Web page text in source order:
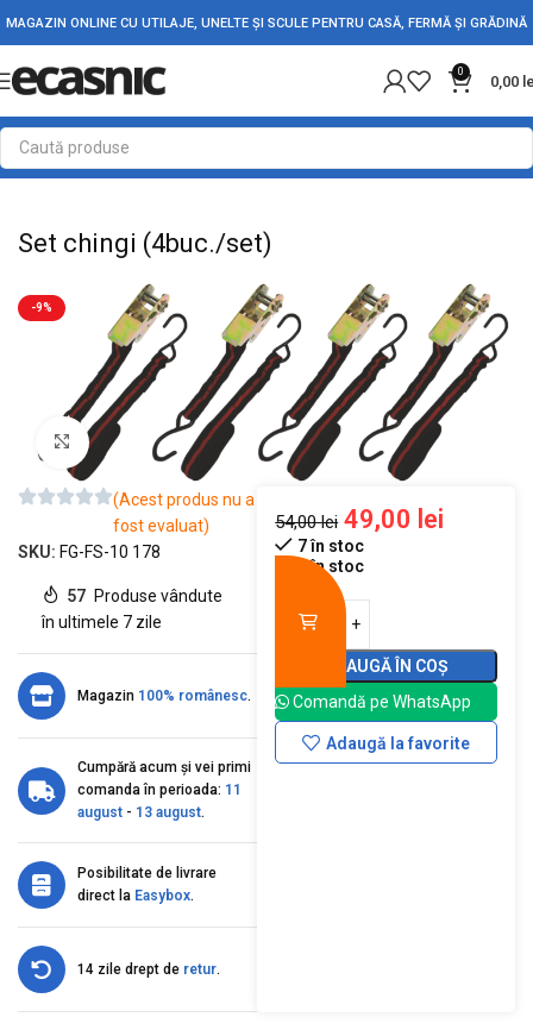
MAGAZIN ONLINE CU UTILAJE, UNELTE ȘI SCULE PENTRU CASĂ, FERMĂ ȘI GRĂDINĂ
0
0,00
Prima pagină Auto
Set chingi (4buc./set)
-9%
Mărește imaginea
(Acest produs nu a
fost evaluat)
SKU: FG-FS-10 178
57 Produse vândute
în ultimele 7 zile
Magazin 100% românesc.
Cumpără acum și vei primi
comanda în perioada: 11
august - 13 august.
Posibilitate de livrare
direct la Easybox.
14 zile drept de retur.
54,00lei 49,00 lei
7 în stoc
7 în stoc
ADAUGĂ ÎN COȘ
Comandă pe WhatsApp
Adaugă la favorite